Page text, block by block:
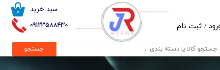
09123588430
۰ سبد خرید
/ ثبت نام
حساب کاربری من
تغییر گذر واژه
جستجو